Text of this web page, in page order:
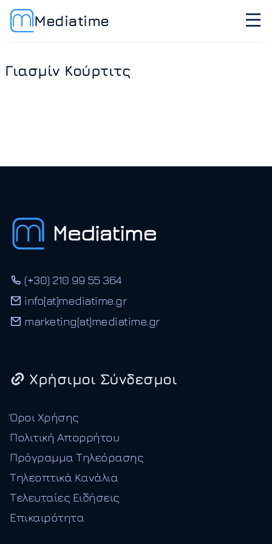
Mediatime
Γιασμίν Κούρτιτς
(+30) 210 99 55 364
info[at]mediatime.gr
marketing[at]mediatime.gr
Χρήσιμοι Σύνδεσμοι
Όροι Χρήσης
Πολιτική Απορρήτου
Πρόγραμμα Τηλεόρασης
Τηλεοπτικά Κανάλια
Τελευταίες Ειδήσεις
Επικαιρότητα